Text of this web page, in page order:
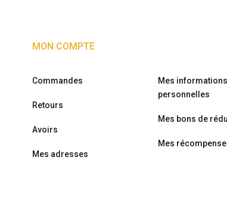
MON COMPTE
Commandes
Retours
Avoirs
Mes adresses
Mes informations
personnelles
Mes bons de
Mes